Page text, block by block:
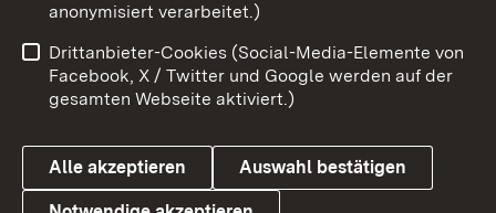
Barrierefreiheit
Datenschutz
Cookies
anonymisiert verarbeitet.)
Drittanbieter-Cookies (Social-Media-Elemente von
Facebook, X / Twitter und Google werden auf der
gesamten Webseite aktiviert.)
Alle akzeptieren Auswahl bestätigen